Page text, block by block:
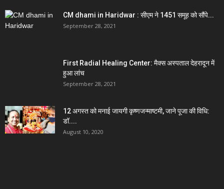
CM dhami in Haridwar : सीएम ने 1451 समूह को सौंपे...
September 28, 2021
First Radial Healing Center: मैक्स अस्पताल देहरादून में
हुआ लांच
September 28, 2021
12 अगस्त को मनाई जायगी कृष्णजन्माष्टमी, जाने पूजा की विधि:
डॉ....
August 10, 2020